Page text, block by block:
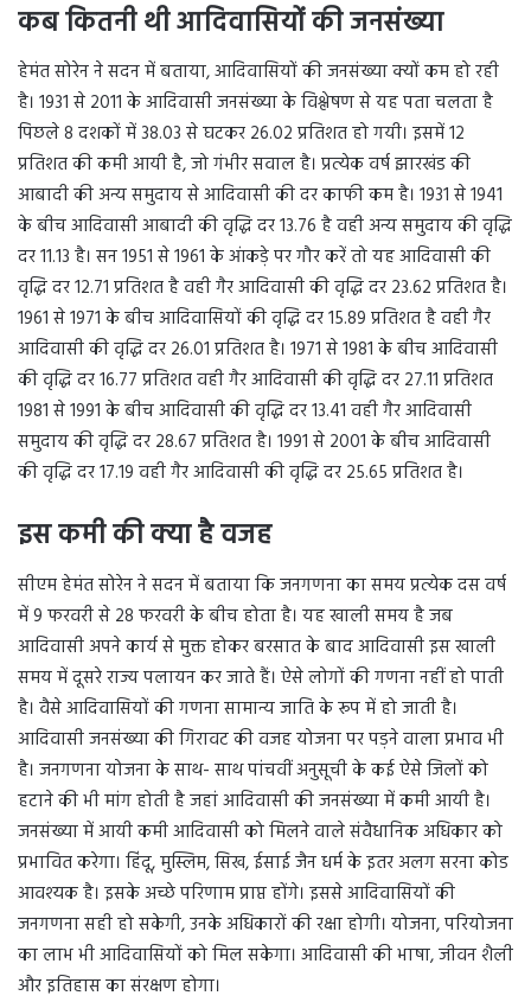
कब कितनी थी आदिवासियों की जनसंख्या
हेमंत सोरेन ने सदन में बताया, आदिवासियों की जनसंख्या क्यों कम हो रही
है। 1931 से 2011 के आदिवासी जनसंख्या के विश्लेषण से यह पता चलता है
पिछले 8 दशकों में 38.03 से घटकर 26.02 प्रतिशत हो गयी। इसमें 12
प्रतिशत की कमी आयी है, जो गंभीर सवाल है। प्रत्येक वर्ष झारखंड की
आबादी की अन्य समुदाय से आदिवासी की दर काफी कम है। 1931 से 1941
के बीच आदिवासी आबादी की वृद्धि दर 13.76 है वही अन्य समुदाय की वृद्धि
दर 11.13 है। सन 1951 से 1961 के आंकड़े पर गौर करें तो यह आदिवासी की
वृद्धि दर 12.71 प्रतिशत है वही गैर आदिवासी की वृद्धि दर 23.62 प्रतिशत है।
1961 से 1971 के बीच आदिवासियों की वृद्धि दर 15.89 प्रतिशत है वही गैर
आदिवासी की वृद्धि दर 26.01 प्रतिशत है। 1971 से 1981 के बीच आदिवासी
की वृद्धि दर 16.77 प्रतिशत वही गैर आदिवासी की वृद्धि दर 27.11 प्रतिशत
1981 से 1991 के बीच आदिवासी की वृद्धि दर 13.41 वही गैर आदिवासी
समुदाय की वृद्धि दर 28.67 प्रतिशत है। 1991 से 2001 के बीच आदिवासी
की वृद्धि दर 17.19 वही गैर आदिवासी की वृद्धि दर 25.65 प्रतिशत है।
इस कमी की क्या है वजह
सीएम हेमंत सोरेन ने सदन में बताया कि जनगणना का समय प्रत्येक दस वर्ष
में 9 फरवरी से 28 फरवरी के बीच होता है। यह खाली समय है जब
आदिवासी अपने कार्य से मुक्त होकर बरसात के बाद आदिवासी इस खाली
समय में दूसरे राज्य पलायन कर जाते हैं। ऐसे लोगों की गणना नहीं हो पाती
है। वैसे आदिवासियों की गणना सामान्य जाति के रूप में हो जाती है।
आदिवासी जनसंख्या की गिरावट की वजह योजना पर पड़ने वाला प्रभाव भी
है। जनगणना योजना के साथ- साथ पांचवीं अनुसूची के कई ऐसे जिलों को
हटाने की भी मांग होती है जहां आदिवासी की जनसंख्या में कमी आयी है।
जनसंख्या में आयी कमी आदिवासी को मिलने वाले संवैधानिक अधिकार को
प्रभावित करेगा। हिंदू, मुस्लिम, सिख, ईसाई जैन धर्म के इतर अलग सरना कोड
आवश्यक है। इसके अच्छे परिणाम प्राप्त होंगे। इससे आदिवासियों की
जनगणना सही हो सकेगी, उनके अधिकारों की रक्षा होगी। योजना, परियोजना
का लाभ भी आदिवासियों को मिल सकेगा। आदिवासी की भाषा, जीवन शैली
और इतिहास का संरक्षण होगा।